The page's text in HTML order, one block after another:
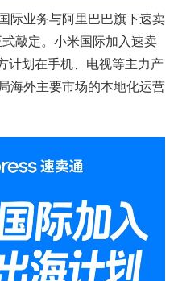
际业务与阿里巴巴旗下速卖
敲定。小米国际加入速卖
计划在手机、电视等主力产
海外主要市场的本地化运营